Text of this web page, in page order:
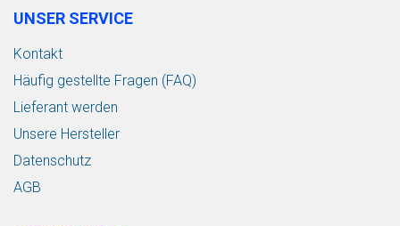
UNSER SERVICE
Kontakt
Häufig gestellte Fragen (FAQ)
Lieferant werden
Unsere Hersteller
Datenschutz
AGB